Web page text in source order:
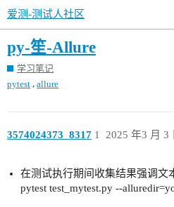
爱测-测试人社区
py-笙-Allure
学习笔记
pytest ,allure
3574024373_8317 2025 年3 月 3
1
在测试执行期间收集结果强调文
pytest test_mytest.py --